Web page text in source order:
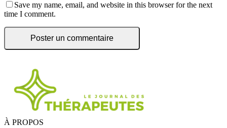
Save my name, email, and website in this browser for the next
time I comment.
À PROPOS